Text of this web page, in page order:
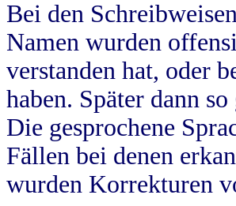
Bei den
Namen wurden
verstanden hat, oder
haben. Später dann
Die gesprochene
Fällen bei denen
wurden Korrekturen